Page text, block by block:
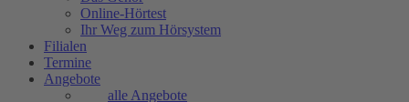
Online-Hörtest
Ihr Weg zum Hörsystem
Filialen
Termine
Angebote
alle Angebote